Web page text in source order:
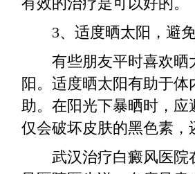
3、适度晒太阳，避免
有些朋友平时喜欢晒
阳。适度晒太阳有助于
助。在阳光下暴晒时，
仅会破坏皮肤的黑色素
武汉治疗白癜风医院